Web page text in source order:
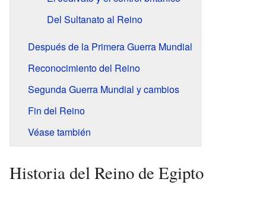
Del Sultanato al Reino
Después de la Primera Guerra Mundial
Reconocimiento del Reino
Segunda Guerra Mundial y cambios
Fin del Reino
Véase también
Historia del Reino de Egipto